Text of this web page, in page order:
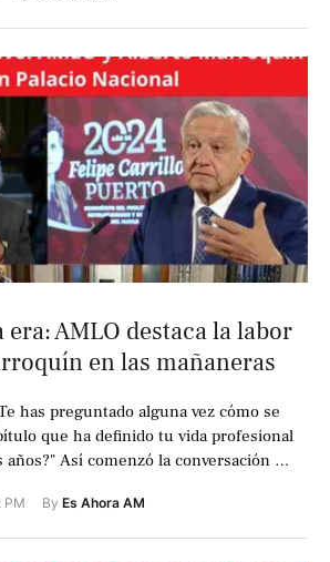
era: AMLO destaca la labor
en las mañaneras
has preguntado alguna vez cómo se
que ha definido tu vida profesional
años?" Así comenzó la conversación …
PM By Es Ahora AM